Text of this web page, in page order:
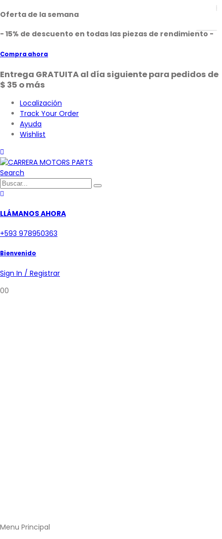
Oferta de la semana
- 15% de descuento en todas las piezas de rendimiento -
Compra ahora
Entrega GRATUITA al día siguiente para pedidos de
$ 35 o más
Localización
Track Your Order
Ayuda
Wishlist
Search
LLÁMANOS AHORA
+593 978950363
Bienvenido
Sign In / Registrar
00
Menu Principal